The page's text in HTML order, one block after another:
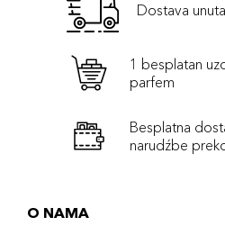
Dostava
1 besplatan
parfem
Besplatna
narudźbe
O NAMA